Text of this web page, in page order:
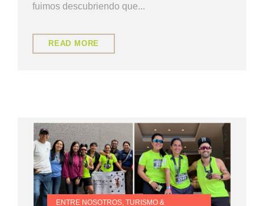
fuimos descubriendo que...
READ MORE
ENTRE NOSOTROS, TURISMO &